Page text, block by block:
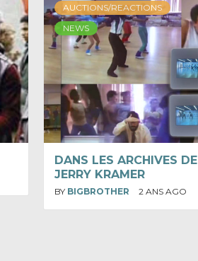
AUCTIONS/REACTIONS
NEWS
DANS LES ARCHIVES DE
JERRY KRAMER
BY BIGBROTHER 2 ANS AGO